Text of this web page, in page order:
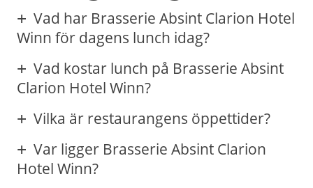
Vad har Brasserie Absint Clarion Hotel
Winn för dagens lunch idag?
Vad kostar lunch på Brasserie Absint
Clarion Hotel Winn?
Vilka är restaurangens öppettider?
Var ligger Brasserie Absint Clarion
Hotel Winn?